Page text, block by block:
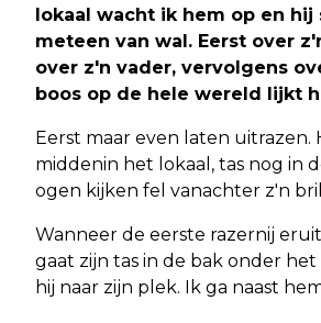
lokaal wacht ik hem op en hij
meteen van wal. Eerst over
over z'n vader, vervolgens
boos op de hele wereld lijkt
Eerst maar even laten uitrazen.
middenin het lokaal, tas nog in
ogen kijken fel vanachter z'n
Wanneer de eerste razernij
gaat zijn tas in de bak onder
hij naar zijn plek. Ik ga naast